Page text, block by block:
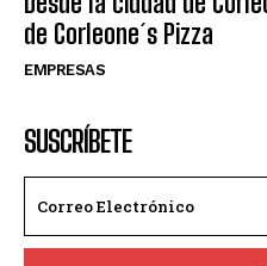
de Corleone´s Pizza
EMPRESAS
SUSCRÍBETE